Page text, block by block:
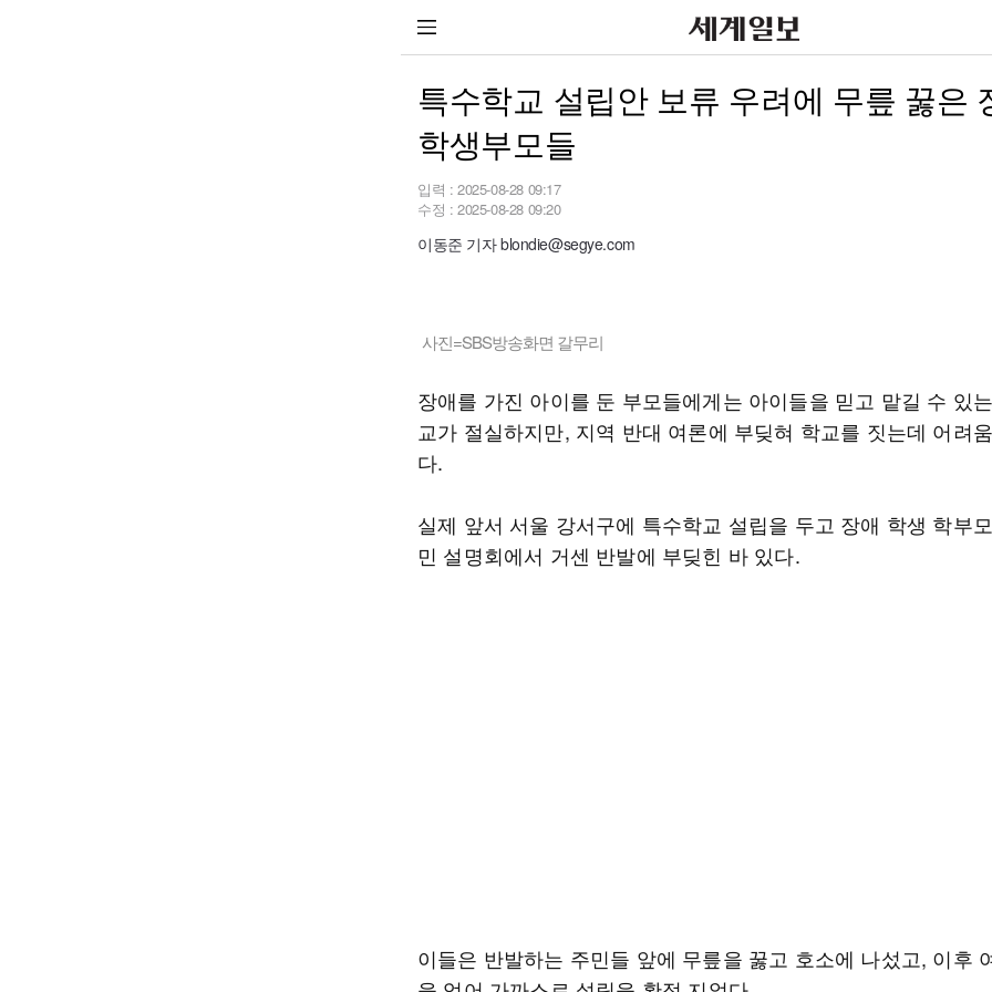
특수학교 설립안 보류 우려에 무릎 꿇은
학생부모들
입력 : 2025-08-28 09:17
수정 : 2025-08-28 09:20
이동준 기자 blondie@segye.com
사진=SBS방송화면 갈무리
장애를 가진 아이를 둔 부모들에게는 아이들을 믿고 맡길 수 있
교가 절실하지만, 지역 반대 여론에 부딪혀 학교를 짓는데 어려
다.
실제 앞서 서울 강서구에 특수학교 설립을 두고 장애 학생 학부
민 설명회에서 거센 반발에 부딪힌 바 있다.
이들은 반발하는 주민들 앞에 무릎을 꿇고 호소에 나섰고, 이후